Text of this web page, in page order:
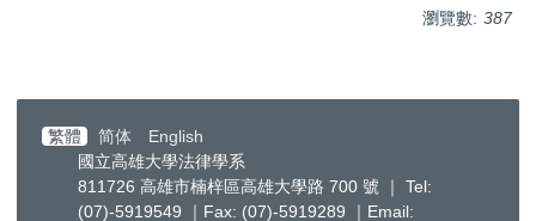
瀏覽數: 387
繁體 简体
English
國立高雄大學法律學系
811726 高雄市楠梓區高雄大學路 700 號 ｜ Tel:
(07)-5919549 ｜Fax: (07)-5919289 ｜Email: